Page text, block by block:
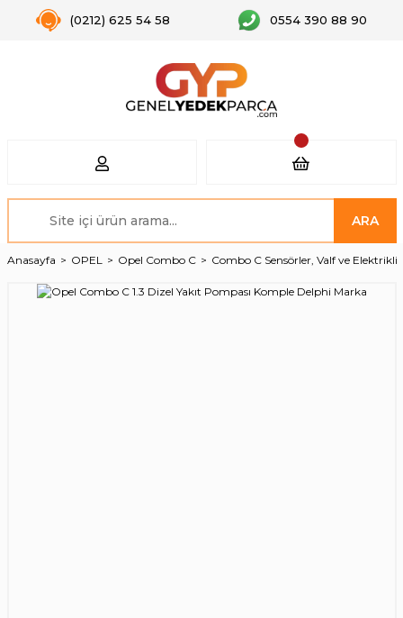
(0212) 625 54 58 0554 390 88 90
ARA
Anasayfa OPEL Opel Combo C Combo C Sensörler, Valf ve Elektrikli